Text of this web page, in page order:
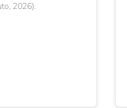
2026).